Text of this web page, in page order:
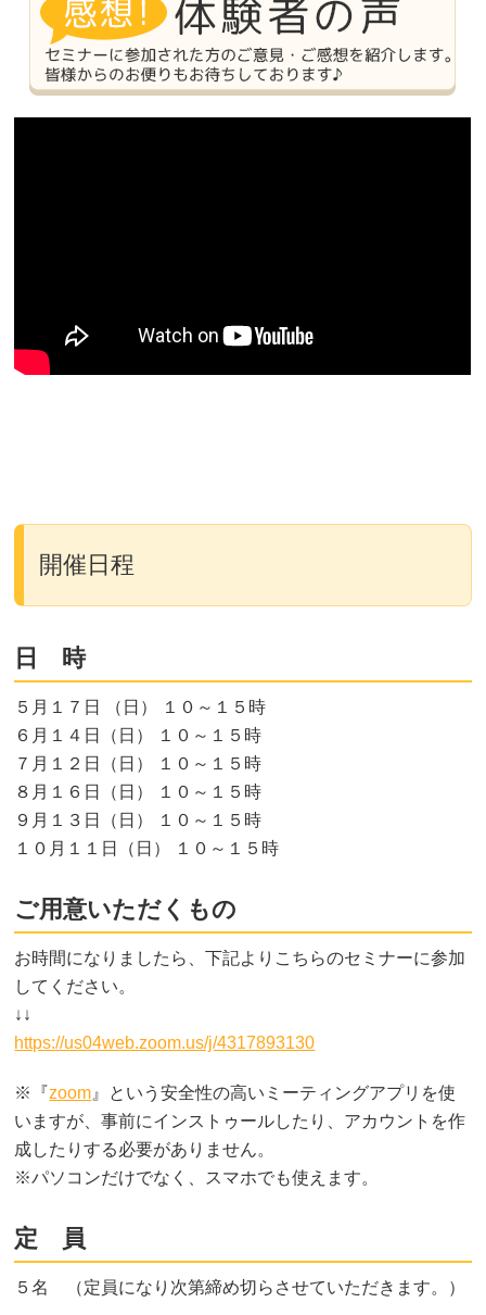
開催日程
日 時
５月１７日 （日） １０～１５時
６月１４日（日） １０～１５時
７月１２日（日） １０～１５時
８月１６日（日） １０～１５時
９月１３日（日） １０～１５時
１０月１１日（日） １０～１５時
ご用意いただくもの
お時間になりましたら、下記よりこちらのセミナーに参加
してください。
↓↓
https://us04web.zoom.us/j/4317893130
※『zoom』という安全性の高いミーティングアプリを使
いますが、事前にインストゥールしたり、アカウントを作
成したりする必要がありません。
※パソコンだけでなく、スマホでも使えます。
定 員
５名 （定員になり次第締め切らさせていただきます。）